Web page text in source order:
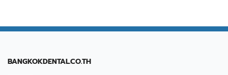
BANGKOKDENTAL.CO.TH